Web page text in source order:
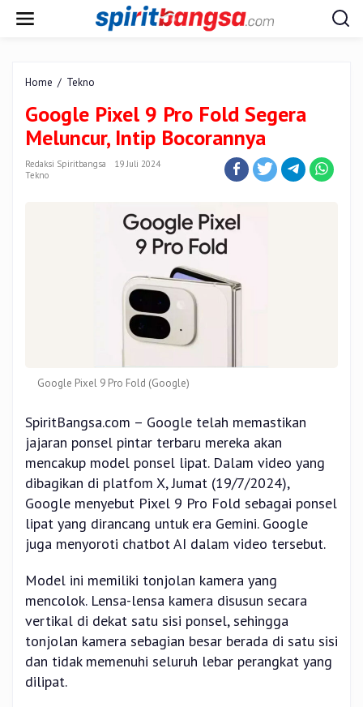
Home / Tekno
9
Fold
Segera
Google Pixel 9 Pro Fold Segera
Meluncur, Intip Bocorannya
Redaksi Spiritbangsa
19 Juli 2024
Tekno
Google Pixel 9 Pro Fold (Google)
SpiritBangsa.com – Google telah memastikan
jajaran ponsel pintar terbaru mereka akan
mencakup model ponsel lipat. Dalam video yang
dibagikan di platfom X, Jumat (19/7/2024),
Google menyebut Pixel 9 Pro Fold sebagai ponsel
lipat yang dirancang untuk era Gemini. Google
juga menyoroti chatbot AI dalam video tersebut.
Model ini memiliki tonjolan kamera yang
mencolok. Lensa-lensa kamera disusun secara
vertikal di dekat satu sisi ponsel, sehingga
tonjolan kamera sebagian besar berada di satu sisi
dan tidak memenuhi seluruh lebar perangkat yang
dilipat.